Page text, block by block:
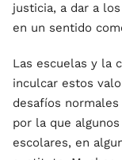
justicia, a dar a
en un sentido
Las escuelas y la
inculcar estos
desafíos
por la que
escolares, en